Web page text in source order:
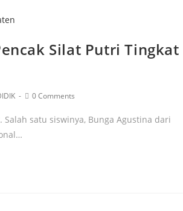
Silat Putri Tingkat
0 Comments
satu siswinya, Bunga Agustina dari